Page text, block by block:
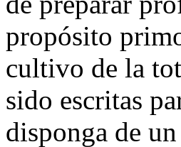
propósito
cultivo de la
sido escritas
disponga de